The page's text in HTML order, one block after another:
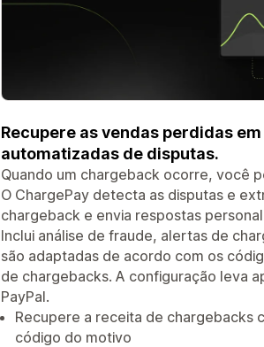
Recupere as vendas perdidas
automatizadas de disputas.
Quando um chargeback ocorre, você
O ChargePay detecta as disputas e
chargeback e envia respostas
Inclui análise de fraude, alertas de
são adaptadas de acordo com os
de chargebacks. A configuração leva
PayPal.
Recupere a receita de chargebacks
código do motivo